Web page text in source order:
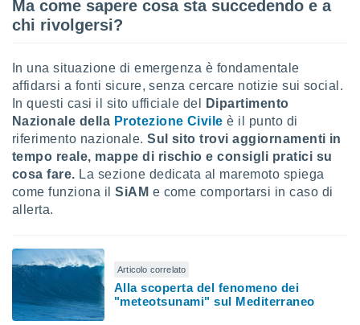
Ma come sapere cosa sta succedendo e a
chi rivolgersi?
In una situazione di emergenza è fondamentale
affidarsi a fonti sicure, senza cercare notizie sui social.
In questi casi il sito ufficiale del
Dipartimento
Nazionale della Protezione Civile è il punto di
riferimento nazionale.Sul sito trovi aggiornamenti in
tempo reale, mappe di rischio e consigli pratici su
cosa fare. La sezione dedicata al maremoto spiega
come funziona ilSiAM e come comportarsi in caso di
allerta.
Articolo correlato
Alla scoperta del fenomeno dei
"meteotsunami" sul Mediterraneo